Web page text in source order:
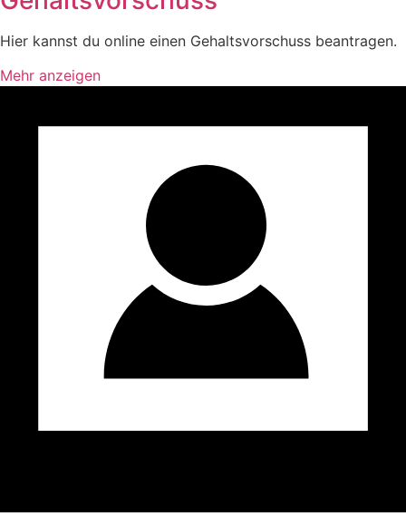
Hier kannst du online einen Gehaltsvorschuss beantragen.
Mehr anzeigen